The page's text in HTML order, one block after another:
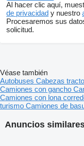
Al hacer clic aquí,
de privacidad y nuestro
Procesaremos sus
solicitud.
Anuncios
Véase también
Autobuses Cabezas
Camiones con gancho
Camiones con lona
turismo Camiones de